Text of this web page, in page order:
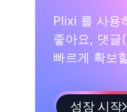
Plixi 를 사용
좋아요, 댓글
빠르게 확보
성장 시작